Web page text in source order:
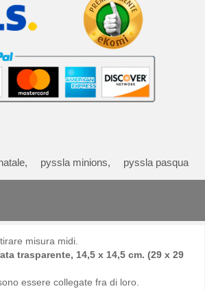
pyssla minions, pyssla pasqua
misura midi.
trasparente, 14,5 x 14,5 cm. (29 x 29
essere collegate fra di loro.